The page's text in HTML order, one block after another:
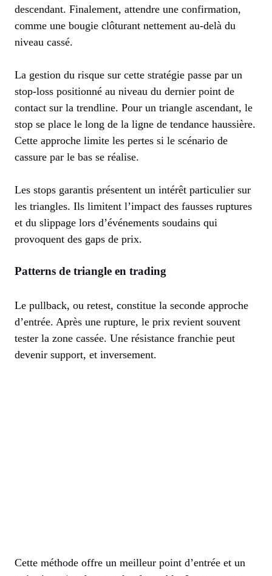
descendant. Finalement, attendre une confirmation,
comme une bougie clôturant nettement au-delà du
niveau cassé.
La gestion du risque sur cette stratégie passe par un
stop-loss positionné au niveau du dernier point de
contact sur la trendline. Pour un triangle ascendant, le
stop se place le long de la ligne de tendance haussière.
Cette approche limite les pertes si le scénario de
cassure par le bas se réalise.
Les stops garantis présentent un intérêt particulier sur
les triangles. Ils limitent l’impact des fausses ruptures
et du slippage lors d’événements soudains qui
provoquent des gaps de prix.
Patterns de triangle en trading
Le pullback, ou retest, constitue la seconde approche
d’entrée. Après une rupture, le prix revient souvent
tester la zone cassée. Une résistance franchie peut
devenir support, et inversement.
Cette méthode offre un meilleur point d’entrée et un